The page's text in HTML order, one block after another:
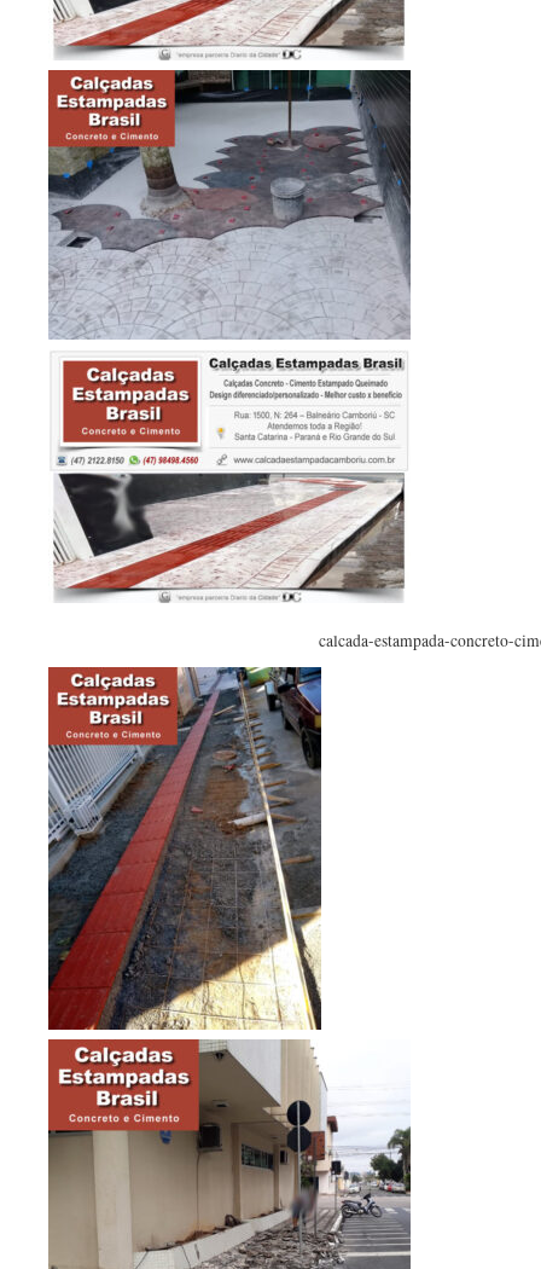
calcada-estampada-concreto-